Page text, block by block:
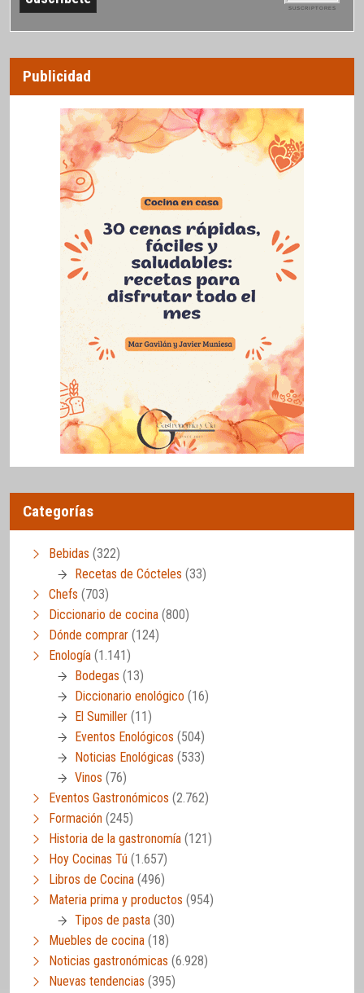
SUSCRIPTORES
Publicidad
Categorías
Bebidas (322)
Recetas de Cócteles (33)
Chefs (703)
Diccionario de cocina (800)
Dónde comprar (124)
Enología (1.141)
Bodegas (13)
Diccionario enológico (16)
El Sumiller (11)
Eventos Enológicos (504)
Noticias Enológicas (533)
Vinos (76)
Eventos Gastronómicos (2.762)
Formación (245)
Historia de la gastronomía (121)
Hoy Cocinas Tú (1.657)
Libros de Cocina (496)
Materia prima y productos (954)
Tipos de pasta (30)
Muebles de cocina (18)
Noticias gastronómicas (6.928)
Nuevas tendencias (395)